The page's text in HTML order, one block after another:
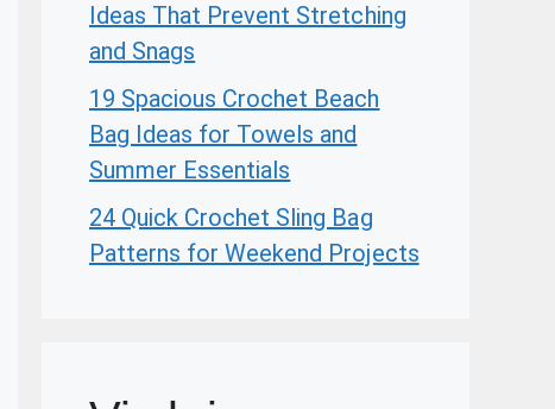
Ideas That Prevent Stretching
and Snags
19 Spacious Crochet Beach
Bag Ideas for Towels and
Summer Essentials
24 Quick Crochet Sling Bag
Patterns for Weekend Projects